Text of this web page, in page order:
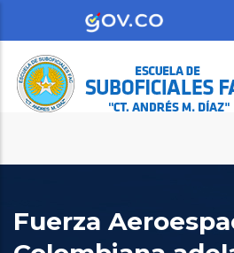
contenido
principal
Fuerza